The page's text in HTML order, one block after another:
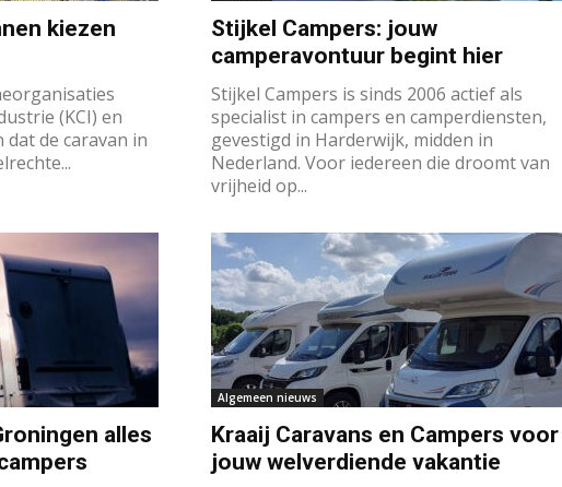
kiezen
(KCI) en
dat de caravan in
Stijkel Campers: jouw
camperavontuur begint hier
Stijkel Campers is sinds 2006 actief als
specialist in campers en camperdiensten,
gevestigd in Harderwijk, midden in
Nederland. Voor iedereen die droomt van
vrijheid op...
alles
Algemeen nieuws
Kraaij Caravans en Campers voor
jouw welverdiende vakantie